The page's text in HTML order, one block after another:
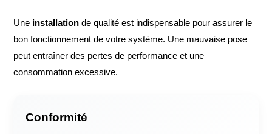
Une installation de qualité est indispensable pour assurer le
bon fonctionnement de votre système. Une mauvaise pose
peut entraîner des pertes de performance et une
consommation excessive.
Conformité